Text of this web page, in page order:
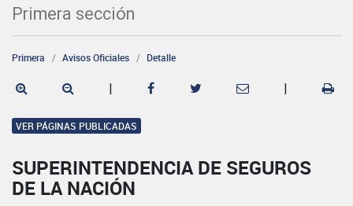
Primera sección
Primera Avisos Oficiales Detalle
| |
VER PÁGINAS PUBLICADAS
SUPERINTENDENCIA DE SEGUROS
DE LA NACIÓN